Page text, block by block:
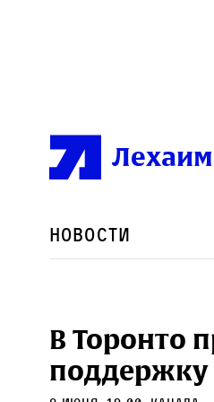
Лехаим
Новости
В Торонто
поддержку